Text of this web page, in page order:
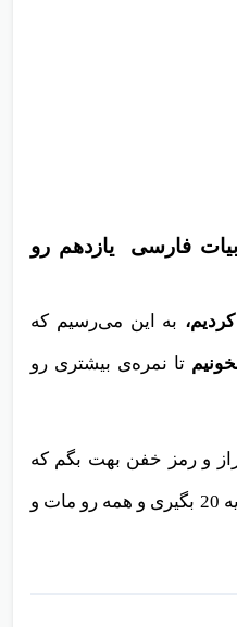
فارسی یازدهم رو
به این می‌رسیم که
تا نمره‌ی بیشتری رو
و رمز خفن بهت بگم که
باهاشون میتونی تو این درس یه 20 بگیری و همه رو مات و